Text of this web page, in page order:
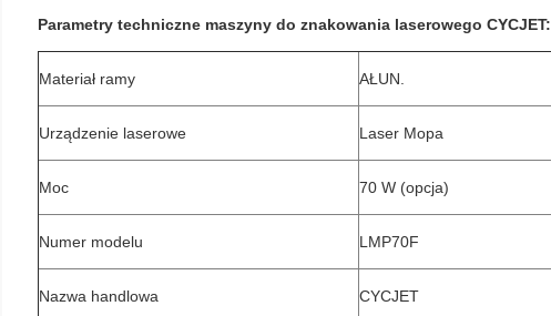
Parametry techniczne maszyny do znakowania laserowego CYCJET:
Materiał ramy AŁUN.
Urządzenie laserowe Laser Mopa
Moc 70 W (opcja)
Numer modelu LMP70F
Nazwa handlowa CYCJET